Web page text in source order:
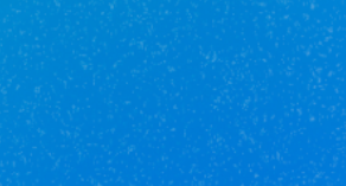
на свой смартфон